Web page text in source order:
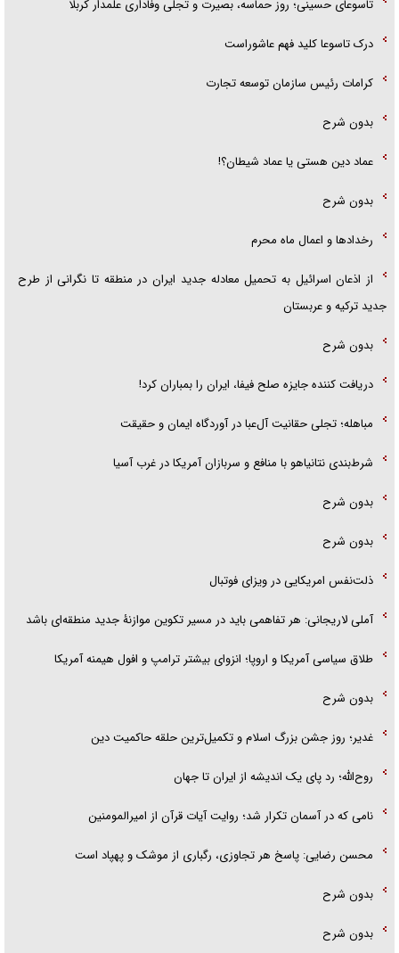
تاسوعای حسینی؛ روز حماسه، بصیرت و تجلی وفاداری علمدار کربلا
درک تاسوعا کلید فهم عاشوراست
کرامات رئیس سازمان توسعه تجارت
بدون شرح
عماد دین هستی یا عماد شیطان؟!
بدون شرح
رخداد‌ها و اعمال ماه محرم
از اذعان اسرائیل به تحمیل معادله جدید ایران در منطقه تا نگرانی از طرح
جدید ترکیه و عربستان
بدون شرح
دریافت کننده جایزه صلح فیفا، ایران را بمباران کرد!
مباهله؛ تجلی حقانیت آل‌عبا در آوردگاه ایمان و حقیقت
شرط‌بندی نتانیاهو با منافع و سربازان آمریکا در غرب آسیا
بدون شرح
بدون شرح
ذلت‌نفس امریکایی در ویزای فوتبال
آملی لاریجانی: هر تفاهمی باید در مسیر تکوین موازنۀ جدید منطقه‌ای باشد
طلاق سیاسی آمریکا و اروپا؛ انزوای بیشتر ترامپ و افول هیمنه آمریکا
بدون شرح
غدیر؛ روز جشن بزرگ اسلام و تکمیل‌ترین حلقه حاکمیت دین
روح‌الله؛ رد پای یک اندیشه از ایران تا جهان
نامی که در آسمان تکرار شد؛ روایت آیات قرآن از امیرالمومنین
محسن رضایی: پاسخ هر تجاوزی، رگباری از موشک و پهپاد است
بدون شرح
بدون شرح